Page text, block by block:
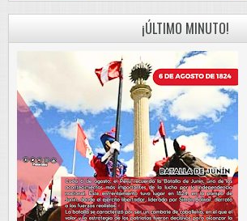
¡ÚLTIMO MINUTO!